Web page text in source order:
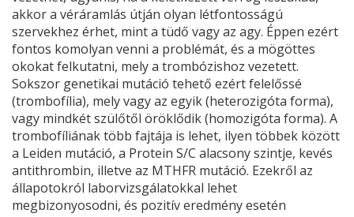
akkor a véráramlás útján olyan létfontosságú
szervekhez érhet, mint a tüdő vagy az agy. Éppen ezért
fontos komolyan venni a problémát, és a mögöttes
okokat felkutatni, mely a trombózishoz vezetett.
Sokszor genetikai mutáció tehető ezért felelőssé
(trombofília), mely vagy az egyik (heterozigóta forma),
vagy mindkét szülőtől öröklődik (homozigóta forma). A
trombofíliának több fajtája is lehet, ilyen többek között
a Leiden mutáció, a Protein S/C alacsony szintje, kevés
antithrombin, illetve az MTHFR mutáció. Ezekről az
állapotokról laborvizsgálatokkal lehet
megbizonyosodni, és pozitív eredmény esetén